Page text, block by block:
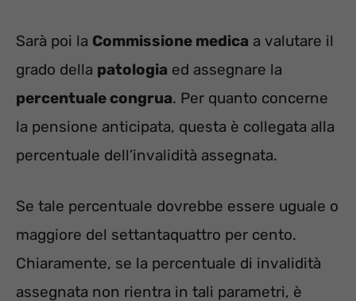
Sarà poi la Commissione medica a valutare il
grado della patologia ed assegnare la
percentuale congrua. Per quanto concerne
la pensione anticipata, questa è collegata alla
percentuale dell’invalidità assegnata.
Se tale percentuale dovrebbe essere uguale o
maggiore del settantaquattro per cento.
Chiaramente, se la percentuale di invalidità
assegnata non rientra in tali parametri, è